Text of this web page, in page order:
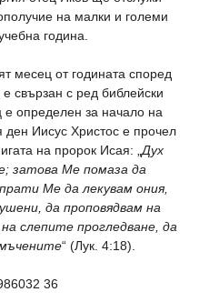
на малки и големи
година.
месец от годината според
свързан с ред библейски
е определен за начало на
ден Иисус Христос е прочел
на пророк Исая: „ Дух
затова Ме помаза да
Ме да лекувам ония,
да проповядвам на
слепите прогледване, да
“ (Лук. 4:18).